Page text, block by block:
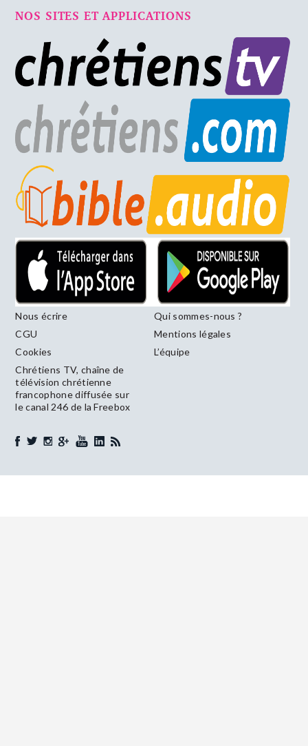
NOS SITES ET APPLICATIONS
Nous écrire
Qui sommes-nous ?
CGU
Mentions légales
Cookies
L’équipe
Chrétiens TV, chaîne de
télévision chrétienne
francophone diffusée sur
le canal 246 de la Freebox